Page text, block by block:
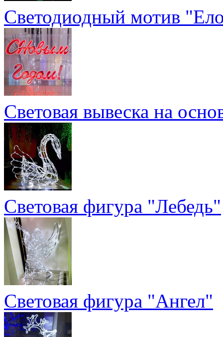
Светодиодный мотив
Световая вывеска на
Световая фигура "Лебедь"
Световая фигура "Ангел"